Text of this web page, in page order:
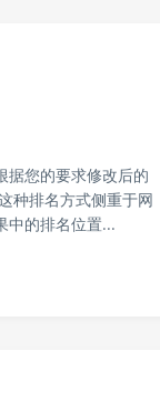
据您的要求修改后的
种排名方式侧重于网
中的排名位置...